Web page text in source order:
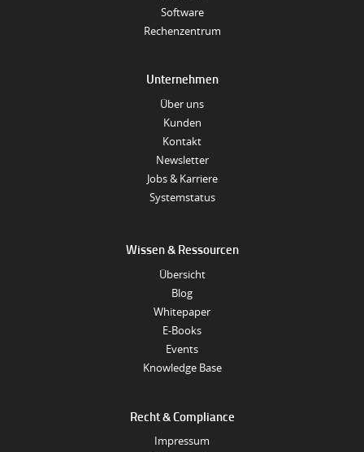
Software
Rechenzentrum
Unternehmen
Über uns
Kunden
Kontakt
Newsletter
Jobs & Karriere
Systemstatus
Wissen & Ressourcen
Übersicht
Blog
Whitepaper
E-Books
Events
Knowledge Base
Recht & Compliance
Impressum